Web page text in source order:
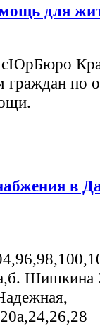
для
граждан по
в
Шишкина